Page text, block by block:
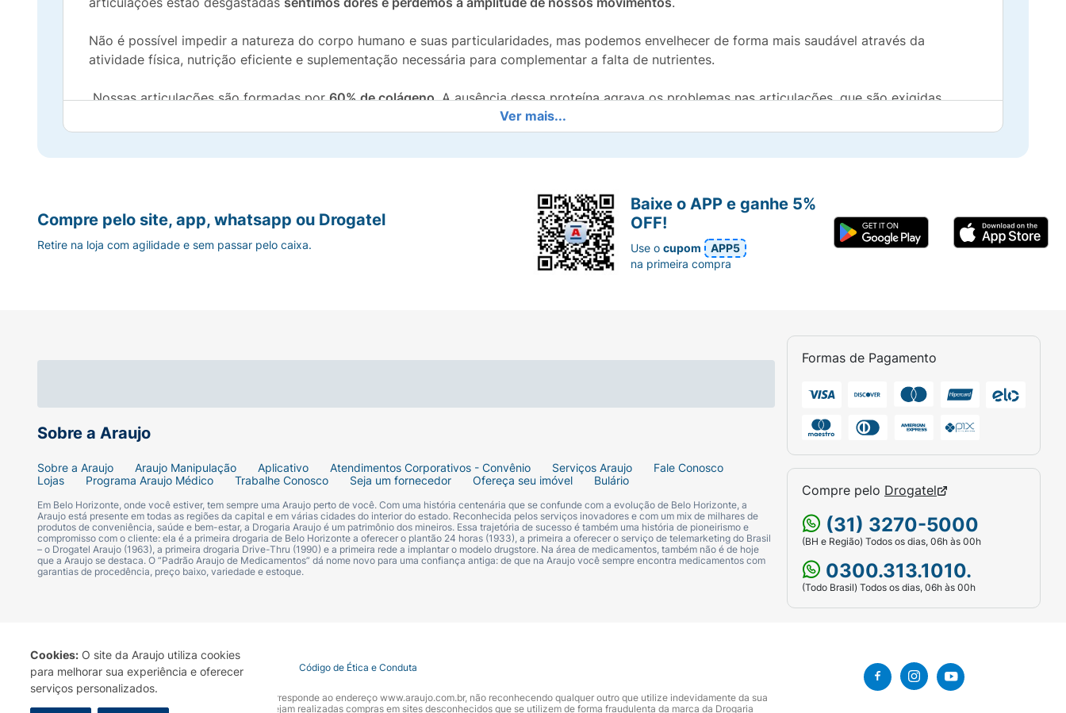
Cookies: O site da Araujo utiliza cookies
para melhorar sua experiência e oferecer
serviços personalizados.
Não é possível impedir a natureza do corpo humano e suas particularidades, mas podemos envelhecer de forma mais saudável através da
atividade física, nutrição eficiente e suplementação necessária para complementar a falta de nutrientes.
Nossas articulações são formadas por60% de colágeno. A ausência dessa proteína agrava os problemas nas articulações, que são exigidas
centenas de vezes durante o dia. Estudos demonstram que a suplementação com o
função articular1 e consequentemente podendo ser um aliado no alívio de dores articulares.
L.) e minerais, com zero adição de açúcar, trazendo benefícios para saúde dos ossos e articulações.
Benefícios do produto:
613 mg de metilsulfonilmetano (MSM);
80 mg de ácido hialurônico;
10 mg ácido ortosilícico;
3 mg de extrato de alho em pó;
Selo de Qualidade VLabor.
Ver mais...
Sobre a Araujo
Sobre a Araujo Araujo Manipulação Aplicativo Atendimentos Corporativos - Convênio Serviços Araujo
Fale Conosco
Lojas
Programa Araujo Médico Trabalhe Conosco Seja um fornecedor Ofereça seu imóvel Bulário
Em Belo Horizonte, onde você estiver, tem sempre uma Araujo perto de você. Com uma história centenária que se confunde com a evolução de Belo Horizonte, a
Araujo está presente em todas as regiões da capital e em várias cidades do interior do estado. Reconhecida pelos serviços inovadores e com um mix de milhares de
produtos de conveniência, saúde e bem-estar, a Drogaria Araujo é um patrimônio dos mineiros. Essa trajetória de sucesso é também uma história de pioneirismo e
compromisso com o cliente: ela é a primeira drogaria de Belo Horizonte a oferecer o plantão 24 horas (1933), a primeira a oferecer o serviço de telemarketing do Brasil
– o Drogatel Araujo (1963), a primeira drogaria Drive-Thru (1990) e a primeira rede a implantar o modelo drugstore. Na área de medicamentos, também não é de hoje
que a Araujo se destaca. O “Padrão Araujo de Medicamentos” dá nome novo para uma confiança antiga: de que na Araujo você sempre encontra medicamentos com
garantias de procedência, preço baixo, variedade e estoque.
Formas de Pagamento
Compre pelo Drogatel
(31) 3270-5000
(BH e Região) Todos os dias, 06h às 00h
0300.313.1010.
(Todo Brasil) Todos os dias, 06h às 00h
Compre pelo site, app, whatsapp ou Drogatel
Retire na loja com agilidade e sem passar pelo caixa.
Baixe o APP e ganhe 5%
OFF!
Use ocupom
APP5
na primeira compra
Termo de Uso Portal da Privacidade Covid-19 Código de Ética e Conduta
A Drogaria Araujo S/A informa que o seu site oficial corresponde ao endereço www.araujo.com.br, não reconhecendo qualquer outro que utilize indevidamente da sua
marca. Para sua segurança recomendamos que não sejam realizadas compras em sites desconhecidos que se utilizem de forma fraudulenta da marca da Drogaria